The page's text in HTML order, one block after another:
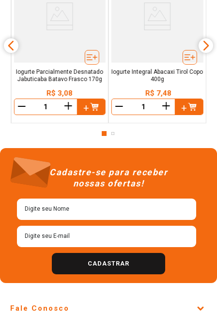
Iogurte Parcialmente Desnatado
Jabuticaba Batavo Frasco 170g
R$ 3,08
＋
Iogurte Integral Abacaxi Tirol Copo
400g
R$ 7,48
＋
Cadastre-se para receber
nossas ofertas!
CADASTRAR
Fale Conosco